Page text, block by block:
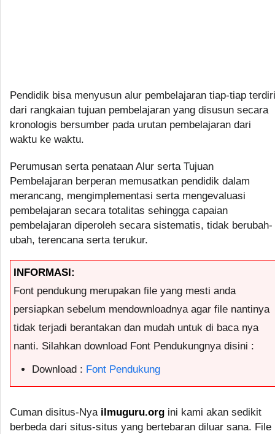
Pendidik bisa menyusun alur pembelajaran tiap-tiap terdiri
dari rangkaian tujuan pembelajaran yang disusun secara
kronologis bersumber pada urutan pembelajaran dari
waktu ke waktu.
Perumusan serta penataan Alur serta Tujuan
Pembelajaran berperan memusatkan pendidik dalam
merancang, mengimplementasi serta mengevaluasi
pembelajaran secara totalitas sehingga capaian
pembelajaran diperoleh secara sistematis, tidak berubah-
ubah, terencana serta terukur.
INFORMASI:
Font pendukung merupakan file yang mesti anda
persiapkan sebelum mendownloadnya agar file nantinya
tidak terjadi berantakan dan mudah untuk di baca nya
nanti. Silahkan download Font Pendukungnya disini :
Download : Font Pendukung
Cuman disitus-Nya ilmuguru.org ini kami akan sedikit
berbeda dari situs-situs yang bertebaran diluar sana. File